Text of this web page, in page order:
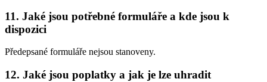
11. Jaké jsou potřebné formuláře a kde jsou k
dispozici
Předepsané formuláře nejsou stanoveny.
12. Jaké jsou poplatky a jak je lze uhradit